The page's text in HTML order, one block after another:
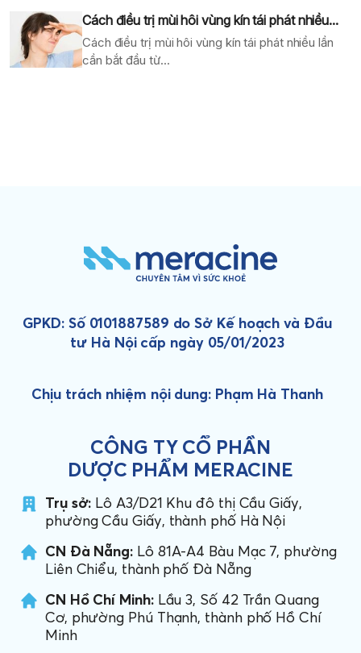
Cách điều trị mùi hôi vùng kín tái phát nhiều...
Cách điều trị mùi hôi vùng kín tái phát nhiều lần
cần bắt đầu từ...
GPKD: Số 0101887589 do Sở Kế hoạch và Đầu
tư Hà Nội cấp ngày 05/01/2023
Chịu trách nhiệm nội dung: Phạm Hà Thanh
CÔNG TY CỔ PHẦN
DƯỢC PHẨM MERACINE
Trụ sở: Lô A3/D21 Khu đô thị Cầu Giấy,
phường Cầu Giấy, thành phố Hà Nội
CN Đà Nẵng: Lô 81A-A4 Bàu Mạc 7, phường
Liên Chiểu, thành phố Đà Nẵng
CN Hồ Chí Minh:Lầu 3, Số 42 Trần Quang
Cơ, phường Phú Thạnh, thành phố Hồ Chí
Minh